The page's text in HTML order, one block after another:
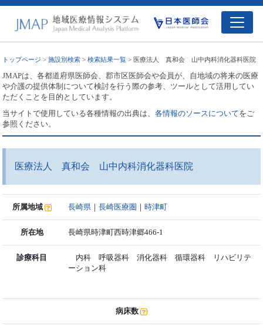
トップページ >施設別検索 >検索結果一覧 > 医療法人 真和会 山中内科消化器科医院
JMAPは、各都道府県医師会、郡市区医師会や会員が、自地域の将来の医療
や介護の提供体制について検討を行う際の参考、ツールとして活用してい
ただくことを目的としています。
当サイトで使用している各種情報の出典は、各情報のソースについてをご
参照ください。
医療法人 真和会 山中内科消化器科医院
所属地域 長崎県 ｜長崎医療圏 ｜時津町
所在地 長崎県時津町西時津郷466-1
診療科目
内科 呼吸器科 消化器科 循環器科 リハビリテ
ーション科
病床数